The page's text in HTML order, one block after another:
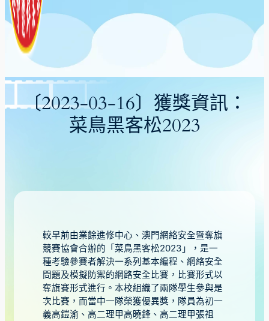
〔2023-03-16〕獲獎資訊：
菜鳥黑客松2023
較早前由業餘進修中心、澳門網絡安全暨奪旗
競賽協會合辦的「菜鳥黑客松2023」，是一
種考驗參賽者解決一系列基本編程、網絡安全
問題及模擬防禦的網路安全比賽，比賽形式以
奪旗賽形式進行。本校組織了兩隊學生參與是
次比賽，而當中一隊榮獲優異獎，隊員為初一
義高鎧渝、高二理甲高曉鋒、高二理甲張祖